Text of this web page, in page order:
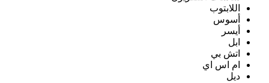
اللابتوب
أسوس
أيسر
ابل
اتش بي
ام اس اي
ديل